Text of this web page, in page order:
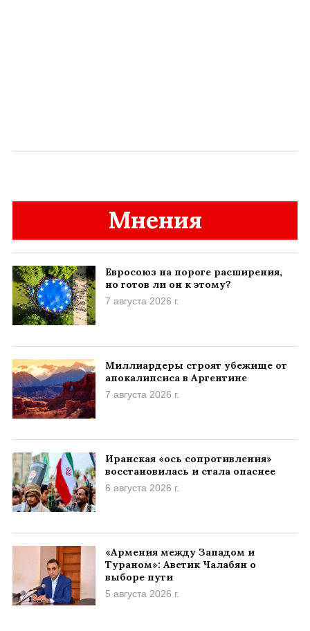
Мнения
Евросоюз на пороге расширения,
но готов ли он к этому?
7 августа 2026 г.
Миллиардеры строят убежище от
апокалипсиса в Аргентине
7 августа 2026 г.
Иранская «ось сопротивления»
восстановилась и стала опаснее
6 августа 2026 г.
«Армения между Западом и
Тураном»: Аветик Чалабян о
выборе пути
5 августа 2026 г.